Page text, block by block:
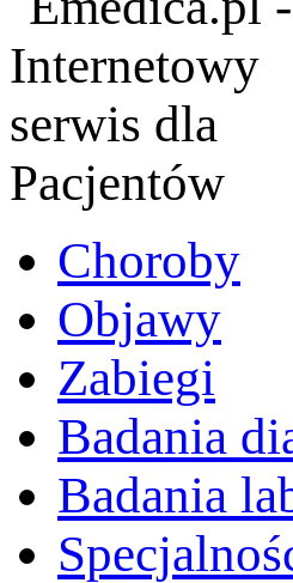
Choroby
Objawy
Zabiegi
Badania
Badania